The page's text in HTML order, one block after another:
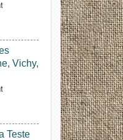
Vichy,
Teste